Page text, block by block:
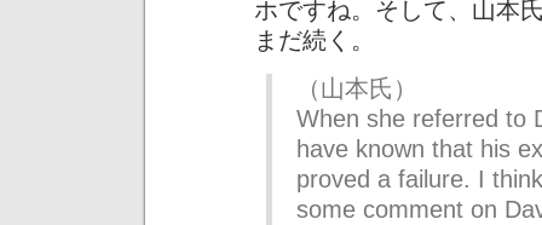
ホですね。そして、山本
まだ続く。
（山本氏）
When she referred to
have known that his
proved a failure. I
some comment on